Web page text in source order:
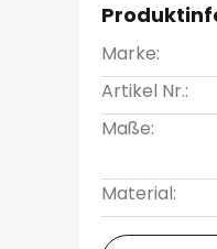
Marke:
Artikel Nr.:
Maße:
Material: